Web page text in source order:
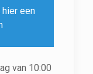
een
van 10:00